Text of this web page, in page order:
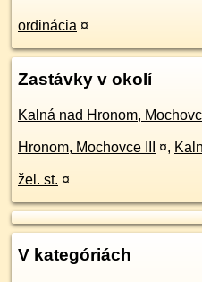
ordinácia ¤
Zastávky v okolí
Kalná nad Hronom,
Hronom, Mochovce III ¤,
žel. st. ¤
V kategóriách